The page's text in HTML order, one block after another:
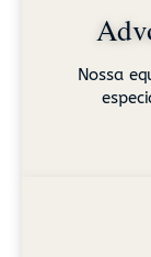
Nossa